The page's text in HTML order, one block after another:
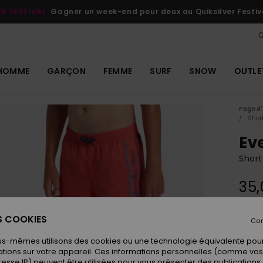
FESTIVAL Gagner un week-end pour deux au Quiksilver
GARÇON FEMME SURF SNOW
Page
COOKIES
mêmes utilisons des cookies ou une technologie équivalente
sur votre appareil. Ces informations personnelles (comme